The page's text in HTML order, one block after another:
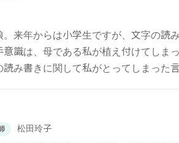
来年からは小学生ですが、文字の読
意識は、母である私が植え付けてしま
み書きに関して私がとってしまった
松田玲子